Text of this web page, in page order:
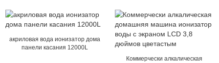
акриловая вода ионизатор дома
панели касания 12000L
Коммерчески алкалическая